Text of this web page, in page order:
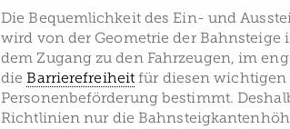
Die Bequemlichkeit des Ein- und
wird von der Geometrie der
dem Zugang zu den Fahrzeugen, im
dieBarrierefreiheit für diesen wichtigen
Personenbeförderung bestimmt.
Richtlinien nur die